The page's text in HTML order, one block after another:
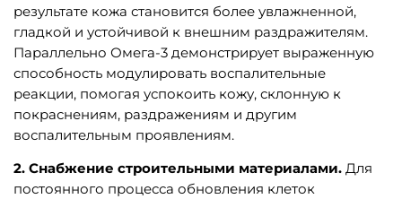
результате кожа становится более увлажненной,
гладкой и устойчивой к внешним раздражителям.
Параллельно Омега-3 демонстрирует выраженную
способность модулировать воспалительные
реакции, помогая успокоить кожу, склонную к
покраснениям, раздражениям и другим
воспалительным проявлениям.
2. Снабжение строительными материалами. Для
постоянного процесса обновления клеток